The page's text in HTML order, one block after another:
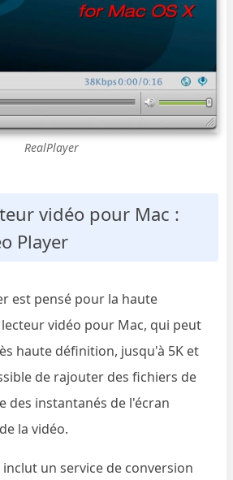
RealPlayer
vidéo pour Mac :
Player
est pensé pour la haute
vidéo pour Mac, qui peut
haute définition, jusqu'à 5K et
de rajouter des fichiers de
des instantanés de l'écran
la vidéo.
un service de conversion